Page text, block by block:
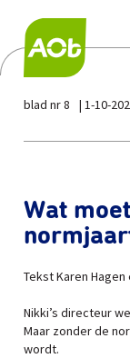
blad nr 8 1-10-
Wat
Tekst Karen
Nikki’s directeur
Maar zonder de
wordt.